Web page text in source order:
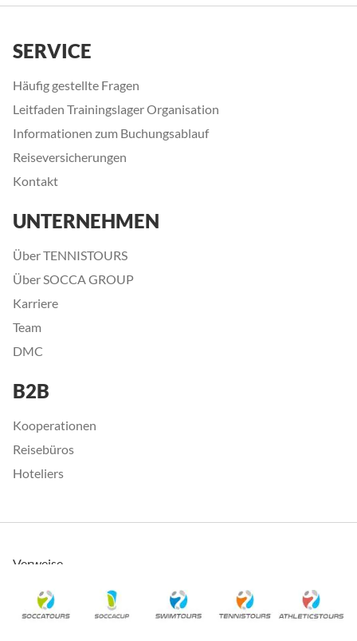
SERVICE
Häufig gestellte Fragen
Leitfaden Trainingslager Organisation
Informationen zum Buchungsablauf
Reiseversicherungen
Kontakt
UNTERNEHMEN
Über TENNISTOURS
Über SOCCA GROUP
Karriere
Team
DMC
B2B
Kooperationen
Reisebüros
Hoteliers
Verweise